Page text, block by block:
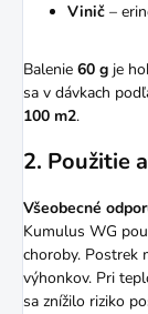
Vinič –
Balenie 60 g je
sa v dávkach
100 m2.
2. Použitie
Všeobecné
Kumulus WG
choroby. Postrek
výhonkov. Pri
sa znížilo riziko